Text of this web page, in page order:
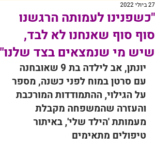
"כשפנינו לעמותה הרגשנו
סוף סוף שאנחנו לא לבד,
שיש מי שנמצאים בצד שלנו"
27 ביולי 2022
יונתן, אב לילדה בת 9 שאובחנה
עם סרטן במוח לפני כשנה, מספר
על הגילוי, ההתמודדות המורכבת
והעזרה שהמשפחה מקבלת
מעמותת 'הילד שלי', באיתור
טיפולים מתאימים